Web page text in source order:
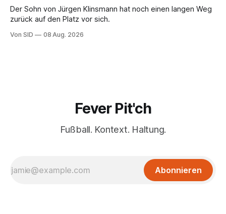
Der Sohn von Jürgen Klinsmann hat noch einen langen Weg
zurück auf den Platz vor sich.
Von SID 08 Aug. 2026
Fever Pit'ch
Fußball. Kontext. Haltung.
Abonnieren